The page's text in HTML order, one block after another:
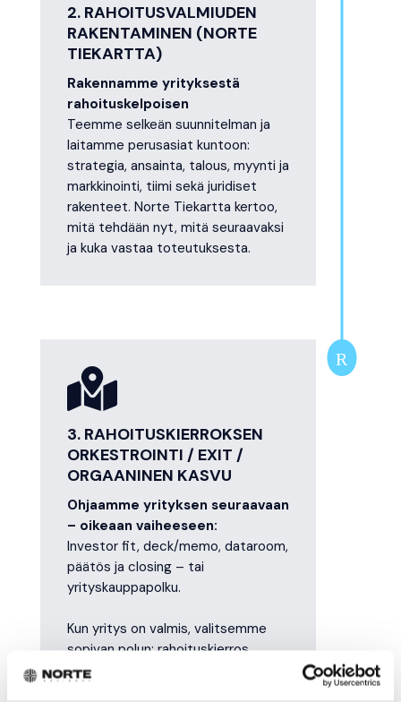
2. RAHOITUSVALMIUDEN
RAKENTAMINEN (NORTE
TIEKARTTA)
Rakennamme yrityksestä
rahoituskelpoisen
Teemme selkeän suunnitelman ja
laitamme perusasiat kuntoon:
strategia, ansainta, talous, myynti ja
markkinointi, tiimi sekä juridiset
rakenteet. Norte Tiekartta kertoo,
mitä tehdään nyt, mitä seuraavaksi
ja kuka vastaa toteutuksesta.

3. RAHOITUSKIERROKSEN
ORKESTROINTI / EXIT /
ORGAANINEN KASVU
Ohjaamme yrityksen seuraavaan
– oikeaan vaiheeseen:
Investor fit, deck/memo, dataroom,
päätös ja closing – tai
yrityskauppapolku.
Kun yritys on valmis, valitsemme
sopivan polun: rahoituskierros,
yrityskauppa tai hallittu orgaaninen
R